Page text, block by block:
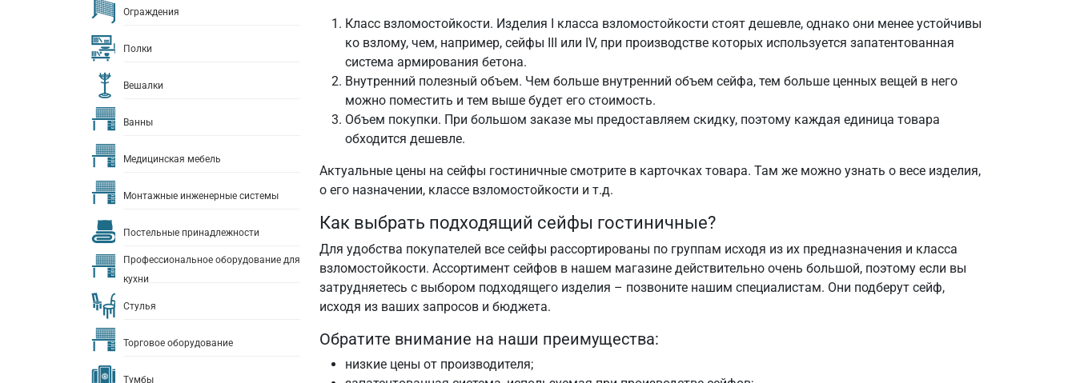
Ограждения
Полки
Вешалки
Ванны
Медицинская мебель
Монтажные инженерные системы
Постельные принадлежности
Профессиональное оборудование для
кухни
Стулья
Торговое оборудование
Тумбы
Класс взломостойкости. Изделия I класса взломостойкости стоят дешевле, однако они менее устойчивы
ко взлому, чем, например, сейфы III или IV, при производстве которых используется запатентованная
система армирования бетона.
Внутренний полезный объем. Чем больше внутренний объем сейфа, тем больше ценных вещей в него
можно поместить и тем выше будет его стоимость.
Объем покупки. При большом заказе мы предоставляем скидку, поэтому каждая единица товара
обходится дешевле.
Актуальные цены на сейфы гостиничные смотрите в карточках товара. Там же можно узнать о весе изделия,
о его назначении, классе взломостойкости и т.д.
Как выбрать подходящий сейфы гостиничные?
Для удобства покупателей все сейфы рассортированы по группам исходя из их предназначения и класса
взломостойкости. Ассортимент сейфов в нашем магазине действительно очень большой, поэтому если вы
затрудняетесь с выбором подходящего изделия – позвоните нашим специалистам. Они подберут сейф,
исходя из ваших запросов и бюджета.
Обратите внимание на наши преимущества:
низкие цены от производителя;